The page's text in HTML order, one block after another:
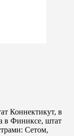
Коннектикут, в
в Финиксе, штат
Сетом,